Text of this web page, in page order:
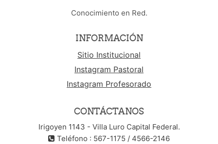
Conocimiento en Red.
INFORMACIÓN
Sitio Institucional
Instagram Pastoral
Instagram Profesorado
CONTÁCTANOS
Irigoyen 1143 - Villa Luro Capital Federal.
Teléfono : 567-1175 / 4566-2146